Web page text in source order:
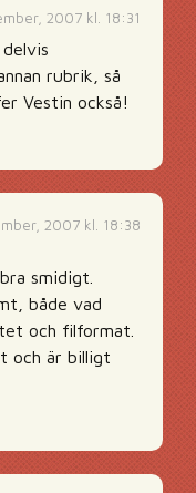
2007 kl. 18:31
rubrik, så
Vestin också!
2007 kl. 18:38
smidigt.
både vad
och filformat.
och är billigt